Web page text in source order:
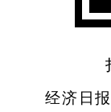
经济日